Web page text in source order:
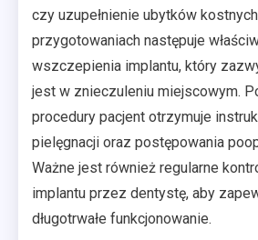
czy uzupełnienie ubytków
przygotowaniach następuje
wszczepienia implantu, który
jest w znieczuleniu miejscowym.
procedury pacjent otrzymuje
pielęgnacji oraz postępowania
Ważne jest również regularne
implantu przez dentystę, aby
długotrwałe funkcjonowanie.